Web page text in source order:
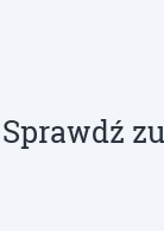
Sprawdź